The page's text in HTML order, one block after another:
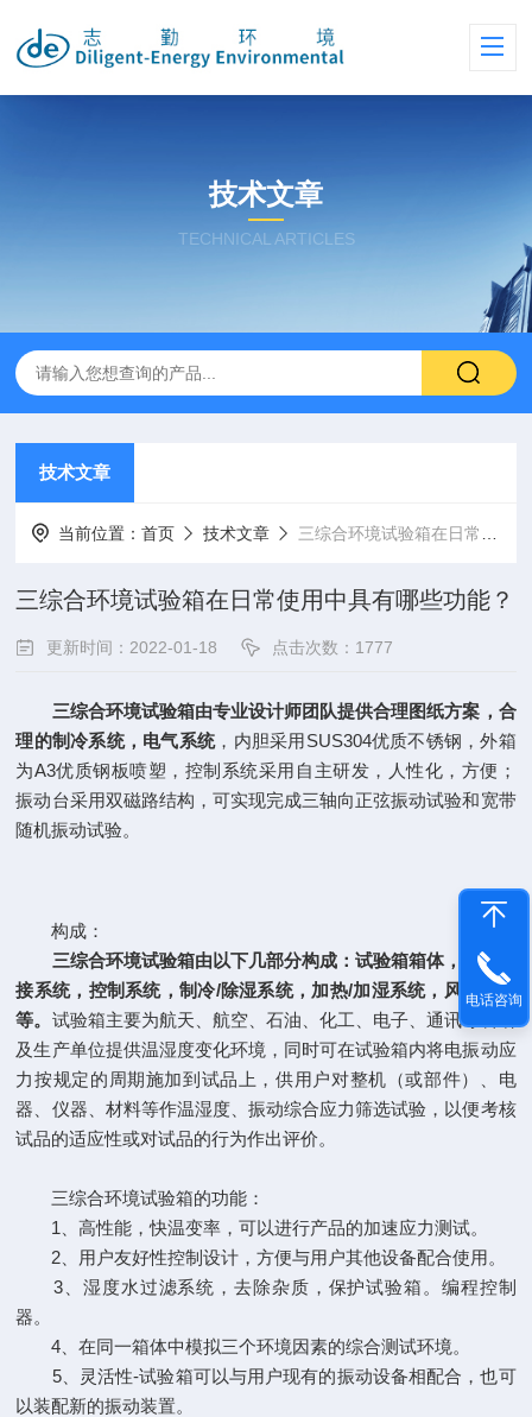
技术文章
TECHNICAL ARTICLES
技术文章
当前位置：首页 技术文章 三综合环境试验箱在日常使用中具有哪些功能？
三综合环境试验箱在日常使用中具有哪些功能？
更新时间：2022-01-18 点击次数：1777
三综合环境试验箱由专业设计师团队提供合理图纸方案，合
理的制冷系统，电气系统，内胆采用SUS304优质不锈钢，外箱
为A3优质钢板喷塑，控制系统采用自主研发，人性化，方便；
振动台采用双磁路结构，可实现完成三轴向正弦振动试验和宽带
随机振动试验。
构成：
三综合环境试验箱由以下几部分构成：试验箱箱体，运动连
接系统，控制系统，制冷/除湿系统，加热/加湿系统，风道系统
等。 试验箱主要为航天、航空、石油、化工、电子、通讯等科研
及生产单位提供温湿度变化环境，同时可在试验箱内将电振动应
力按规定的周期施加到试品上，供用户对整机（或部件）、电
器、仪器、材料等作温湿度、振动综合应力筛选试验，以便考核
试品的适应性或对试品的行为作出评价。
三综合环境试验箱的功能：
1、高性能，快温变率，可以进行产品的加速应力测试。
2、用户友好性控制设计，方便与用户其他设备配合使用。
3、湿度水过滤系统，去除杂质，保护试验箱。编程控制
器。
4、在同一箱体中模拟三个环境因素的综合测试环境。
5、灵活性-试验箱可以与用户现有的振动设备相配合，也可
以装配新的振动装置。
电话咨询